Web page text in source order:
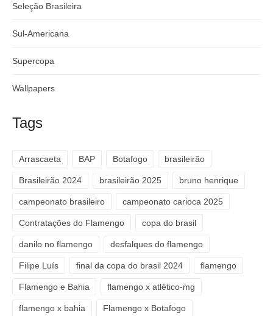
Seleção Brasileira
Sul-Americana
Supercopa
Wallpapers
Tags
Arrascaeta BAP Botafogo brasileirão
Brasileirão 2024 brasileirão 2025 bruno henrique
campeonato brasileiro campeonato carioca 2025
Contratações do Flamengo copa do brasil
danilo no flamengo desfalques do flamengo
Filipe Luís final da copa do brasil 2024 flamengo
Flamengo e Bahia flamengo x atlético-mg
flamengo x bahia Flamengo x Botafogo